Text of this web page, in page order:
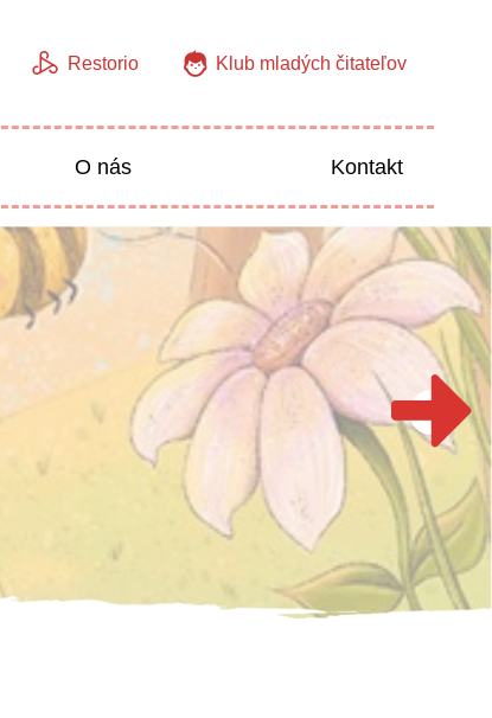
Restorio Klub mladých čitateľov
Jazyky
Predškoláci
O nás Kontakt